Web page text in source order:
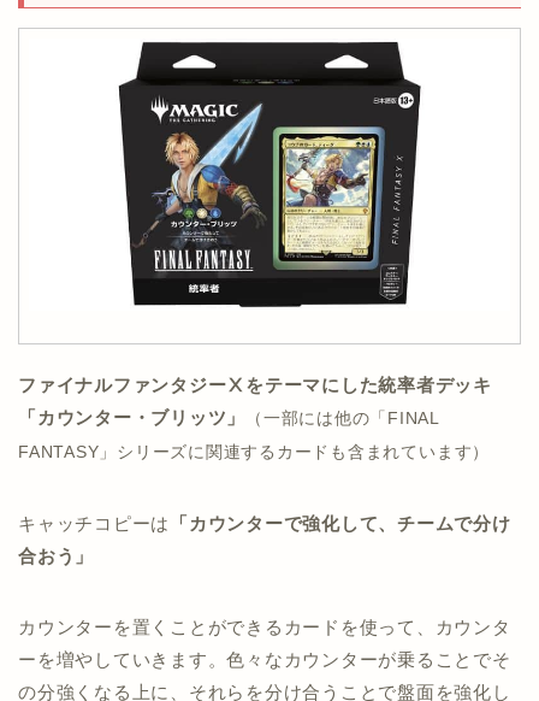
ファイナルファンタジーⅩをテーマにした統率者デッキ
「カウンター・ブリッツ」
（一部には他の「FINAL
FANTASY」シリーズに関連するカードも含まれています）
キャッチコピーは
「カウンターで強化して、チームで分け
合おう」
カウンターを置くことができるカードを使って、カウンタ
ーを増やしていきます。色々なカウンターが乗ることでそ
の分強くなる上に、それらを分け合うことで盤面を強化し